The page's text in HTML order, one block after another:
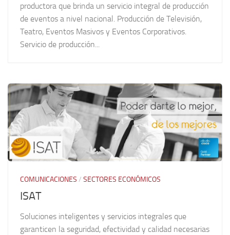
productora que brinda un servicio integral de producción
de eventos a nivel nacional. Producción de Televisión,
Teatro, Eventos Masivos y Eventos Corporativos.
Servicio de producción...
COMUNICACIONES / SECTORES ECONÓMICOS
ISAT
Soluciones inteligentes y servicios integrales que
garanticen la seguridad, efectividad y calidad necesarias